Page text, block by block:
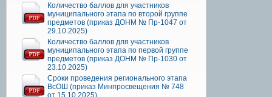
Количество баллов для участников
муниципального этапа по второй группе
предметов (приказ ДОНМ № Пр-1047 от
29.10.2025)
Количество баллов для участников
муниципального этапа по первой группе
предметов (приказ ДОНМ № Пр-1030 от
23.10.2025)
Сроки проведения регионального этапа
ВсОШ (приказ Минпросвещения № 748
от 15.10.2025)